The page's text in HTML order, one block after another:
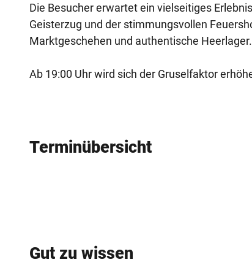
Die Besucher erwartet ein vielseitiges
Geisterzug und der stimmungsvollen
Marktgeschehen und authentische Heerlager.
Ab 19:00 Uhr wird sich der Gruselfaktor
Terminübersicht
Gut zu wissen